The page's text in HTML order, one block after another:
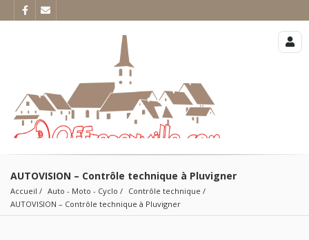
AUTOVISION – Contrôle technique à Pluvigner
Accueil Auto - Moto - Cyclo
Contrôle technique
AUTOVISION – Contrôle technique à Pluvigner